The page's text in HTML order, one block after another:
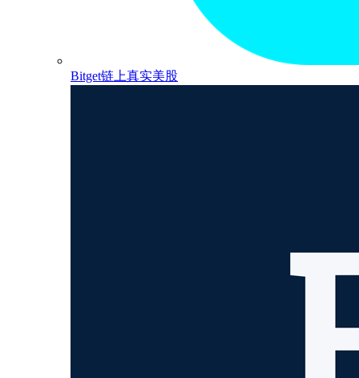
Bitget链上真实美股